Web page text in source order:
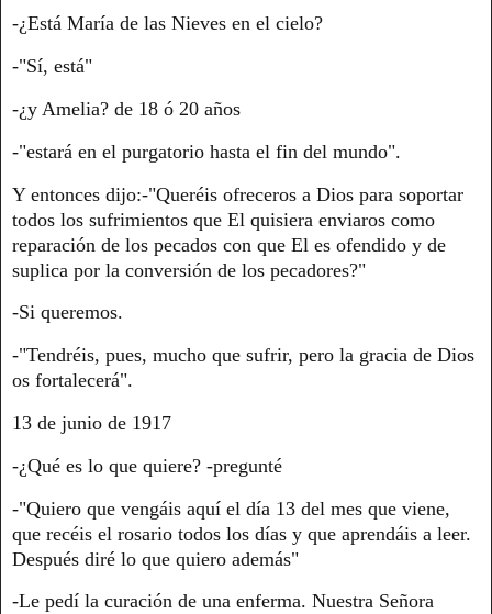
-¿Está María de las Nieves en el cielo?
-"Sí, está"
-¿y Amelia? de 18 ó 20 años
-"estará en el purgatorio hasta el fin del mundo".
Y entonces dijo:-"Queréis ofreceros a Dios para soportar
todos los sufrimientos que El quisiera enviaros como
reparación de los pecados con que El es ofendido y de
suplica por la conversión de los pecadores?"
-Si queremos.
-"Tendréis, pues, mucho que sufrir, pero la gracia de Dios
os fortalecerá".
13 de junio de 1917
-¿Qué es lo que quiere? -pregunté
-"Quiero que vengáis aquí el día 13 del mes que viene,
que recéis el rosario todos los días y que aprendáis a leer.
Después diré lo que quiero además"
-Le pedí la curación de una enferma. Nuestra Señora